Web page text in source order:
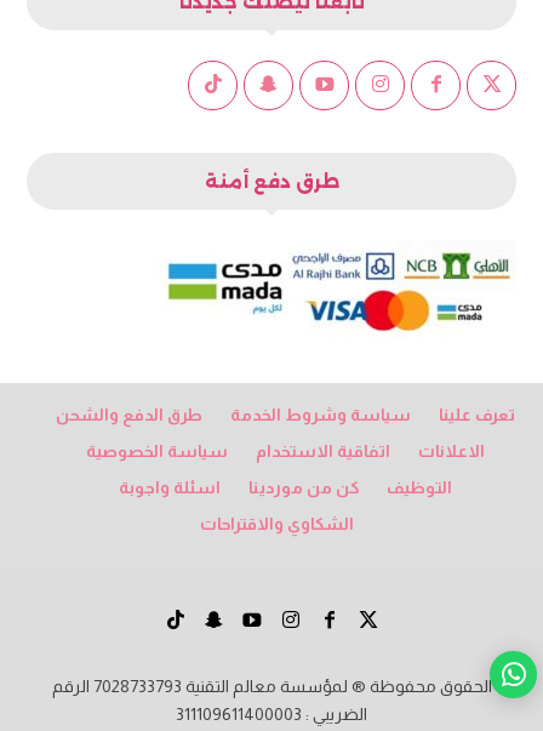
طرق دفع أمنة
تعرف علينا سياسة وشروط الخدمة
طرق الدفع والشحن
الاعلانات
اتفاقية الاستخدام
سياسة الخصوصية
التوظيف
كن من موردينا
اسئلة واجوبة
الشكاوي والاقتراحات
الحقوق محفوظة ® لمؤسسة معالم التقنية 7028733793 الرقم
الضريبي : 311109611400003